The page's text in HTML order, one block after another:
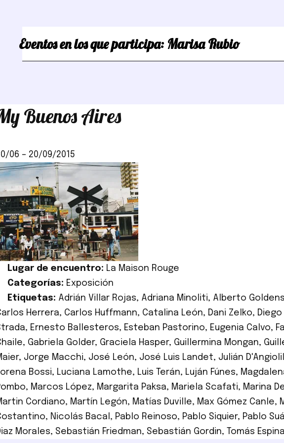
Eventos en los que participa: Marisa Rubio
Buenos Aires
06 – 20/09/2015
Lugar de encuentro: La Maison Rouge
Categorías: Exposición
Etiquetas: Adrián Villar Rojas, Adriana Minoliti, Alberto
Herrera, Carlos Huffmann, Catalina León, Dani Zelko,
, Ernesto Ballesteros, Esteban Pastorino, Eugenia Calvo,
, Gabriela Golder, Graciela Hasper, Guillermina Mongan,
, Jorge Macchi, José León, José Luis Landet, Julián
Bossi, Luciana Lamothe, Luis Terán, Luján Fúnes,
, Marcos López, Margarita Paksa, Mariela Scafati, Marina
Cordiano, Martín Legón, Matías Duville, Max Gómez Canle,
, Nicolás Bacal , Pablo Reinoso, Pablo Siquier, Pablo
Morales, Sebastián Friedman, Sebastián Gordin, Tomás Espina